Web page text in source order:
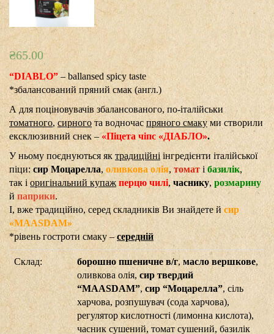
₴65.00
“DIABLO”– ballansed spicy taste
*збалансований пряний смак (англ.)
А для поціновувачів збалансованого, по-італійськи
томатного, сирногота водночас пряного смакуми створили
ексклюзивний снек –«Піцета чіпс «ДІАБЛО».
У ньому поєднуються як традиційні інгредієнти італійської
піци: сир Моцарелла, оливкова олія, томат і базилік,
так і оригінальний купаж перцю чилі,часнику, розмарину
й паприки.
І, вже традиційно, серед складників Ви знайдете й сир
«MAASDAM»
*рівень гостроти смаку –середній
Склад: борошно пшеничне в/г, масло вершкове,
оливкова олія, сир твердий
“MAASDAM”, сир “Моцарелла”, сіль
харчова, розпушувач (сода харчова),
регулятор кислотності (лимонна кислота),
часник сушений, томат сушений, базилік